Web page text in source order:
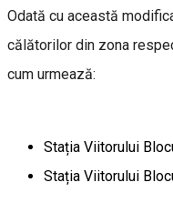
Odată cu această
călătorilor din zona
cum urmează:
Stația Viitorului
Stația Viitorului